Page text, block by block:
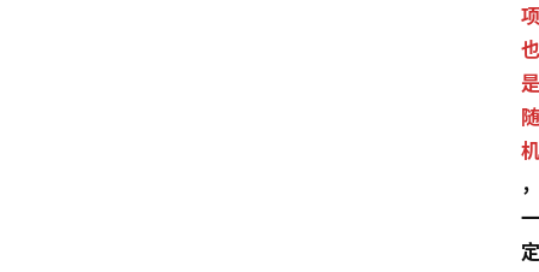
项
也
是
随
机
，
一
定